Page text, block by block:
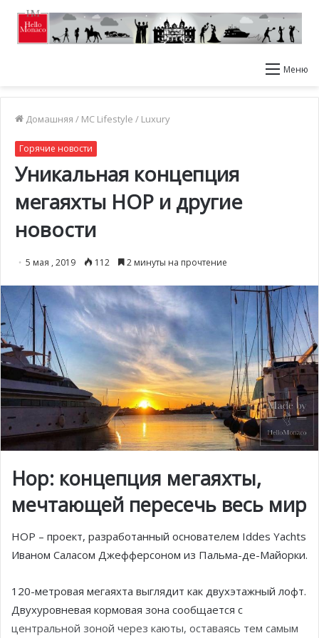
Меню
Домашняя / MC Lifestyle / Luxury
Горячие новости
Уникальная концепция
мегаяхты HOP и другие
новости
5 мая , 2019 112 2 минуты на прочтение
Hop: концепция мегаяхты,
мечтающей пересечь весь мир
HOP – проект, разработанный основателем Iddes Yachts
Иваном Саласом Джефферсоном из Пальма-де-Майорки.
120-метровая мегаяхта выглядит как двухэтажный лофт.
Двухуровневая кормовая зона сообщается с
центральной зоной через каюты, оставаясь тем самым